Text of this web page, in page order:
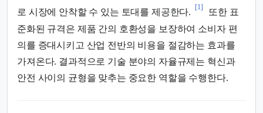
로 시장에 안착할 수 있는 토대를 제공한다.
[1]
또한 표
준화된 규격은 제품 간의 호환성을 보장하여 소비자 편
의를 증대시키고 산업 전반의 비용을 절감하는 효과를
가져온다. 결과적으로 기술 분야의 자율규제는 혁신과
안전 사이의 균형을 맞추는 중요한 역할을 수행한다.